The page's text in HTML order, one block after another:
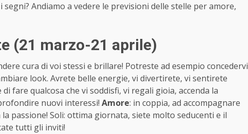
Andiamo a vedere le previsioni delle stelle per amore,
(21 marzo-21 aprile)
cura di voi stessi e brillare! Potreste ad esempio concedervi
look. Avrete belle energie, vi divertirete, vi sentirete
fare qualcosa che vi soddisfi, vi regali gioia, accenda la
nuovi interessi! Amore: in coppia, ad accompagnare
passione! Soli: ottima giornata, siete molto seducenti e il
tutti gli inviti!